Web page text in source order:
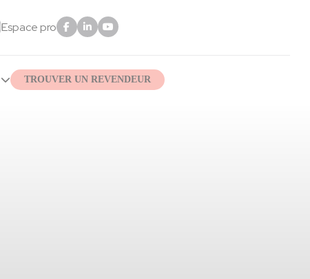
Espace pro
TROUVER UN REVENDEUR